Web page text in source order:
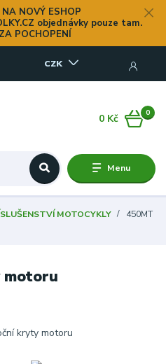
NOVÝ ESHOP
objednávky pouze tam.
POCHOPENÍ
Menu
CZK
0
0 Kč
MOTOCYKLY
450MT
motoru